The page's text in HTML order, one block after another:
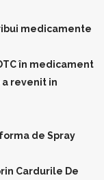
medicamente
în medicament
a revenit in
de Spray
Cardurile De